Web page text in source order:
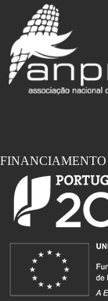
FINANCIAMENTO